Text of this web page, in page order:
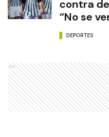
contra
“No se
DEPORTES
Ads